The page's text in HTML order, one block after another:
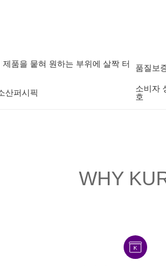
제품을 뭍혀 원하는 부위에 살짝 터
품질보
산퍼시픽
소비자
호
WHY